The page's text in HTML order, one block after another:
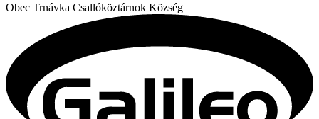
Obec Trnávka Csallóköztárnok Község